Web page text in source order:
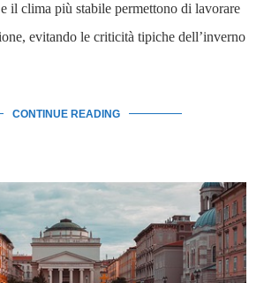
il clima più stabile permettono di lavorare
evitando le criticità tipiche dell’inverno
CONTINUE READING